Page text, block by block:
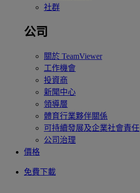
社群
公司
關於 TeamViewer
工作機會
投資商
新聞中心
領導層
體育行業夥伴關係
可持續發展及企業社會責任
公司治理
價格
免費下載